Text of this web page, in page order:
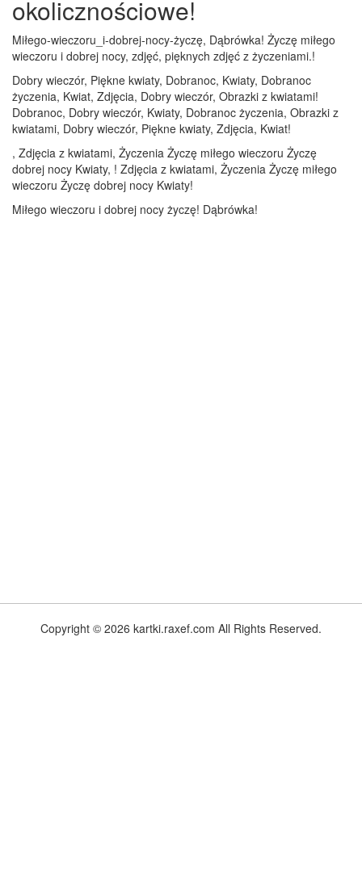
okolicznościowe!
Miłego-wieczoru_i-dobrej-nocy-życzę, Dąbrówka! Życzę miłego
wieczoru i dobrej nocy, zdjęć, pięknych zdjęć z życzeniami.!
Dobry wieczór, Piękne kwiaty, Dobranoc, Kwiaty, Dobranoc
życzenia, Kwiat, Zdjęcia, Dobry wieczór, Obrazki z kwiatami!
Dobranoc, Dobry wieczór, Kwiaty, Dobranoc życzenia, Obrazki z
kwiatami, Dobry wieczór, Piękne kwiaty, Zdjęcia, Kwiat!
, Zdjęcia z kwiatami, Życzenia Życzę miłego wieczoru Życzę
dobrej nocy Kwiaty, ! Zdjęcia z kwiatami, Życzenia Życzę miłego
wieczoru Życzę dobrej nocy Kwiaty!
Miłego wieczoru i dobrej nocy życzę! Dąbrówka!
Copyright © 2026 kartki.raxef.com All Rights Reserved.